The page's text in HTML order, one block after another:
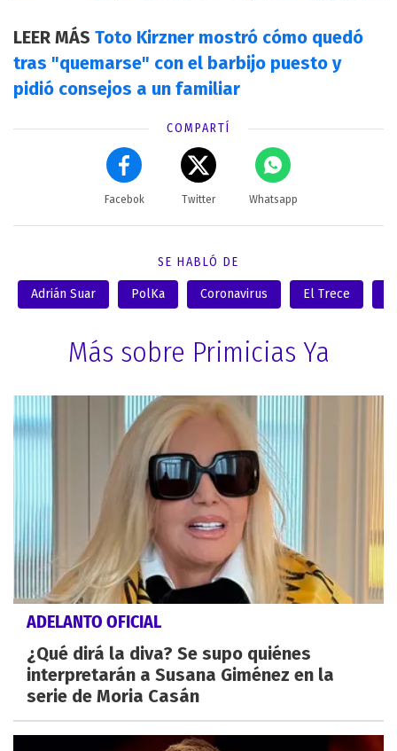
LEER MÁS Toto Kirzner mostró cómo quedó
tras "quemarse" con el barbijo puesto y
pidió consejos a un familiar
COMPARTÍ
Facebok Twitter Whatsapp
SE HABLÓ DE
Adrián Suar PolKa Coronavirus El Trece
Más sobre Primicias Ya
ADELANTO OFICIAL
¿Qué dirá la diva? Se supo quiénes
interpretarán a Susana Giménez en la
serie de Moria Casán